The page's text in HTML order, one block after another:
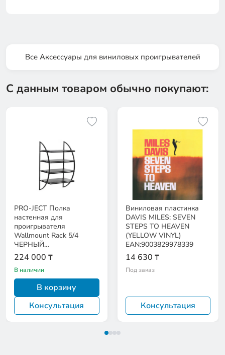
Все Аксессуары для виниловых проигрывателей
С данным товаром обычно покупают:
PRO-JECT Полка
настенная для
проигрывателя
Wallmount Rack 5/4
ЧЕРНЫЙ
EAN:9120122292235
224 000 ₸
В наличии
В корзину
Консультация
Виниловая пластинка
DAVIS MILES: SEVEN
STEPS TO HEAVEN
(YELLOW VINYL)
EAN:9003829978339
14 630 ₸
Под заказ
Консультация